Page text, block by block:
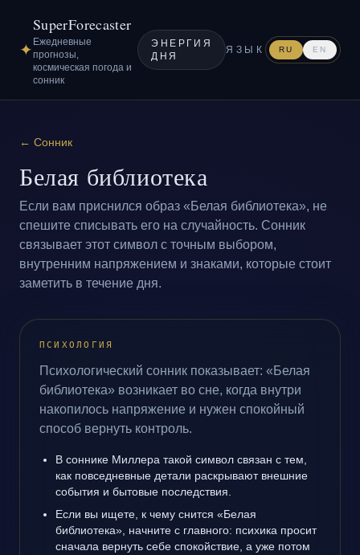
✦
SuperForecaster
Ежедневные
прогнозы,
космическая погода и
сонник
ЭНЕРГИЯ
ДНЯ
ЯЗЫК RU EN
← Сонник
Белая библиотека
Если вам приснился образ «Белая библиотека», не
спешите списывать его на случайность. Сонник
связывает этот символ с точным выбором,
внутренним напряжением и знаками, которые стоит
заметить в течение дня.
ПСИХОЛОГИЯ
Психологический сонник показывает: «Белая
библиотека» возникает во сне, когда внутри
накопилось напряжение и нужен спокойный
способ вернуть контроль.
В соннике Миллера такой символ связан с тем,
как повседневные детали раскрывают внешние
события и бытовые последствия.
Если вы ищете, к чему снится «Белая
библиотека», начните с главного: психика просит
сначала вернуть себе спокойствие, а уже потом